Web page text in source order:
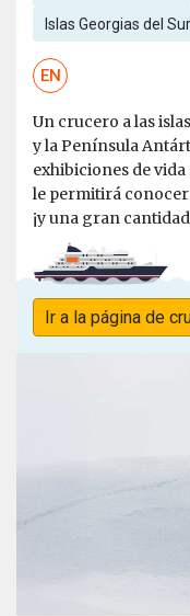
Islas Georgias del Sur
EN
Un crucero a las
y la Península
exhibiciones de
le permitirá conocer
¡y una gran cantidad
Ir a la página de